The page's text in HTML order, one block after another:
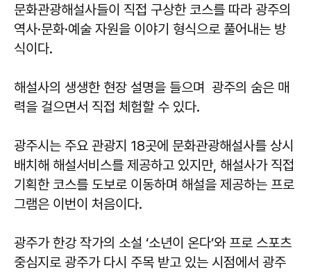
문화관광해설사들이 직접 구상한 코스를 따라 광주의
역사·문화·예술 자원을 이야기 형식으로 풀어내는 방
식이다.
해설사의 생생한 현장 설명을 들으며 광주의 숨은 매
력을 걸으면서 직접 체험할 수 있다.
광주시는 주요 관광지 18곳에 문화관광해설사를 상시
배치해 해설서비스를 제공하고 있지만, 해설사가 직접
기획한 코스를 도보로 이동하며 해설을 제공하는 프로
그램은 이번이 처음이다.
광주가 한강 작가의 소설 ‘소년이 온다’와 프로 스포츠
중심지로 광주가 다시 주목 받고 있는 시점에서 광주